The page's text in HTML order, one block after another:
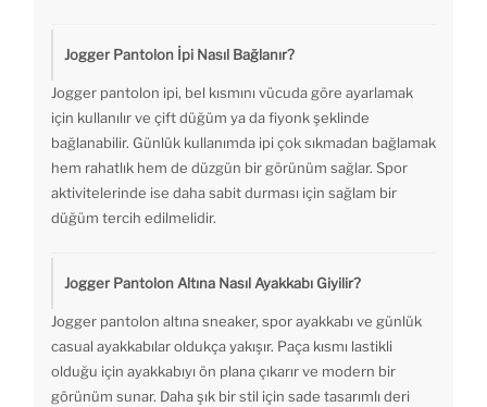
Jogger Pantolon İpi Nasıl Bağlanır?
Jogger pantolon ipi, bel kısmını vücuda göre ayarlamak
için kullanılır ve çift düğüm ya da fiyonk şeklinde
bağlanabilir. Günlük kullanımda ipi çok sıkmadan bağlamak
hem rahatlık hem de düzgün bir görünüm sağlar. Spor
aktivitelerinde ise daha sabit durması için sağlam bir
düğüm tercih edilmelidir.
Jogger Pantolon Altına Nasıl Ayakkabı Giyilir?
Jogger pantolon altına sneaker, spor ayakkabı ve günlük
casual ayakkabılar oldukça yakışır. Paça kısmı lastikli
olduğu için ayakkabıyı ön plana çıkarır ve modern bir
görünüm sunar. Daha şık bir stil için sade tasarımlı deri